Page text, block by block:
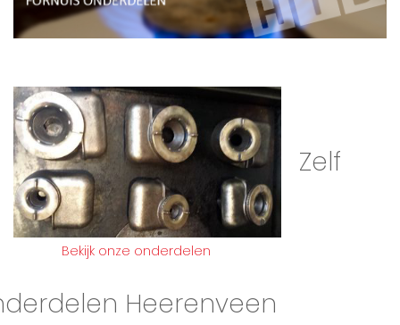
Bekijk onze onderdelen
Heerenveen
Zelf